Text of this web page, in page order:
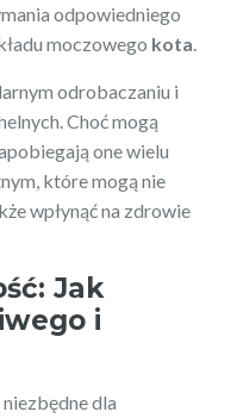
odpowiedniego
moczowego kota
odrobaczaniu i
Choć mogą
one wielu
które mogą nie
wpłynąć na zdrowie
Jak
i
dla